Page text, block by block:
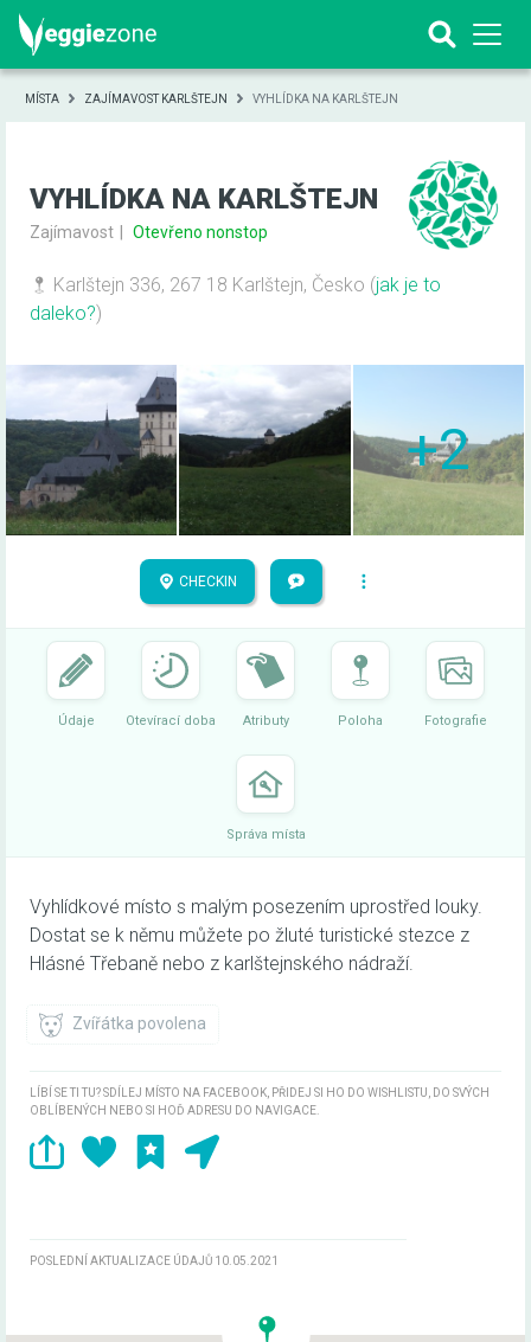
MÍSTA ZAJÍMAVOST KARLŠTEJN VYHLÍDKA NA KARLŠTEJN
VYHLÍDKA NA KARLŠTEJN
Zajímavost Otevřeno nonstop
Karlštejn 336, 267 18 Karlštejn, Česko (jak je to
daleko?)
+2
CHECKIN
Údaje Otevírací doba Atributy Poloha Fotografie
Správa místa
Vyhlídkové místo s malým posezením uprostřed louky.
Dostat se k němu můžete po žluté turistické stezce z
Hlásné Třebaně nebo z karlštejnského nádraží.
Zvířátka povolena
LÍBÍ SE TI TU? SDÍLEJ MÍSTO NA FACEBOOK, PŘIDEJ SI HO DO WISHLISTU, DO SVÝCH
OBLÍBENÝCH NEBO SI HOĎ ADRESU DO NAVIGACE.
POSLEDNÍ AKTUALIZACE ÚDAJŮ 10.05.2021